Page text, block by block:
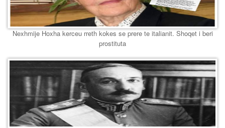
Nexhmije Hoxha kerceu rreth kokes se prere te italianit. Shoqet i beri
prostituta